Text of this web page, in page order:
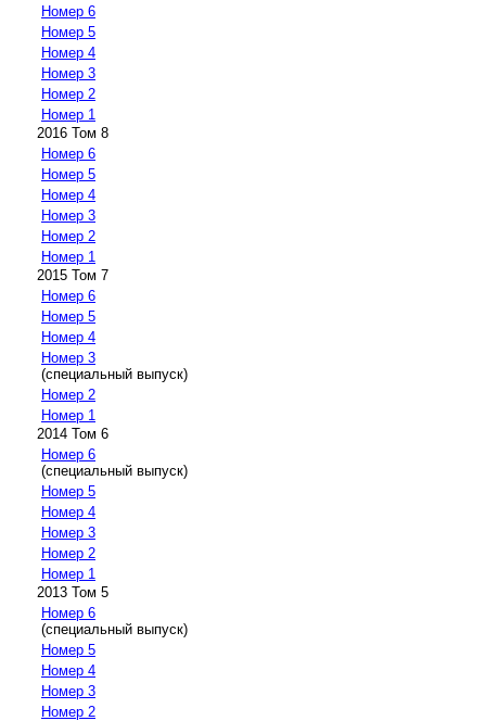
Номер 6
Номер 5
Номер 4
Номер 3
Номер 2
Номер 1
2016 Том 8
Номер 6
Номер 5
Номер 4
Номер 3
Номер 2
Номер 1
2015 Том 7
Номер 6
Номер 5
Номер 4
Номер 3
(специальный выпуск)
Номер 2
Номер 1
2014 Том 6
Номер 6
(специальный выпуск)
Номер 5
Номер 4
Номер 3
Номер 2
Номер 1
2013 Том 5
Номер 6
(специальный выпуск)
Номер 5
Номер 4
Номер 3
Номер 2